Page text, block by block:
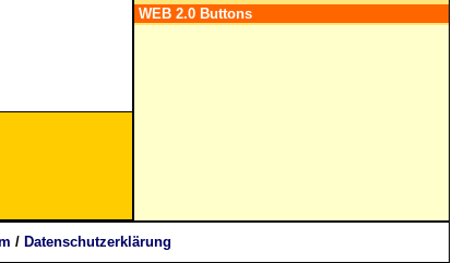
WEB 2.0 Buttons
/ Datenschutzerklärung